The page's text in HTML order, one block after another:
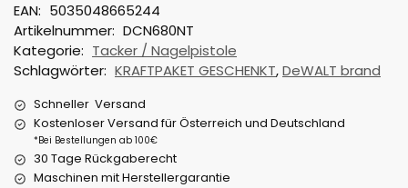
EAN: 5035048665244
Artikelnummer: DCN680NT
Kategorie: Tacker / Nagelpistole
Schlagwörter: KRAFTPAKET GESCHENKT,DeWALT brand
Schneller Versand
Kostenloser Versand für Österreich und Deutschland
*Bei Bestellungen ab 100€
30 Tage Rückgaberecht
Maschinen mit Herstellergarantie